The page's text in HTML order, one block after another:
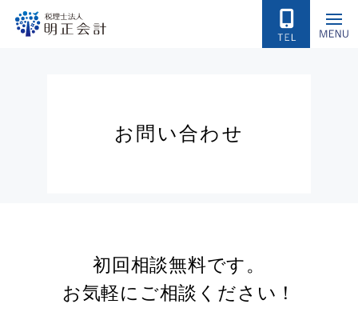
お 問 い合わせ
初回相談無料です。
お気軽にご相談ください！